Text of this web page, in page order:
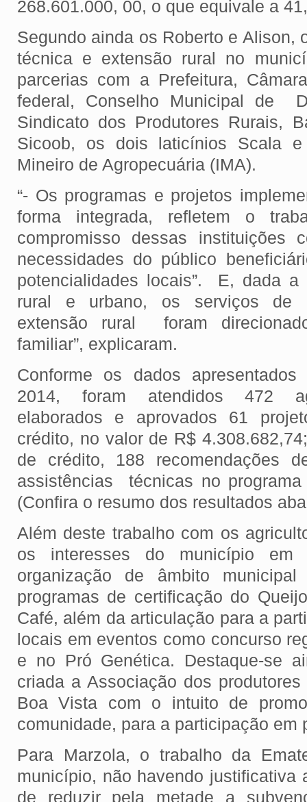
268.601.000, 00, o que equivale a
Segundo ainda os Roberto e Alison,
técnica e extensão rural no
parcerias com a Prefeitura,
federal, Conselho Municipal de
Sindicato dos Produtores Rurais,
Sicoob, os dois laticínios Scala
Mineiro de Agropecuária (IMA).
“- Os programas e projetos
forma integrada, refletem o
compromisso dessas instituições
necessidades do público
potencialidades locais”. E, dada a
rural e urbano, os serviços de
extensão rural foram
familiar”, explicaram.
Conforme os dados
2014, foram atendidos 472
elaborados e aprovados 61
crédito, no valor de R$
de crédito, 188 recomendações
assistências técnicas no
(Confira o resumo dos resultados
Além deste trabalho com os
os interesses do município em
organização de âmbito
programas de certificação do
Café, além da articulação para a
locais em eventos como concurso
e no Pró Genética. Destaque-se
criada a Associação dos
Boa Vista com o intuito de
comunidade, para a participação em
Para Marzola, o trabalho da
município, não havendo justificativa
de reduzir pela metade a